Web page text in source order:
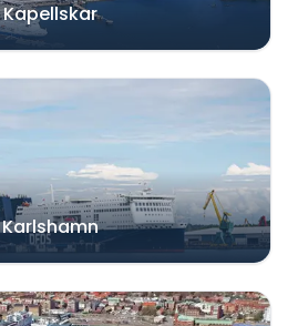
Kapellskar
Karlshamn